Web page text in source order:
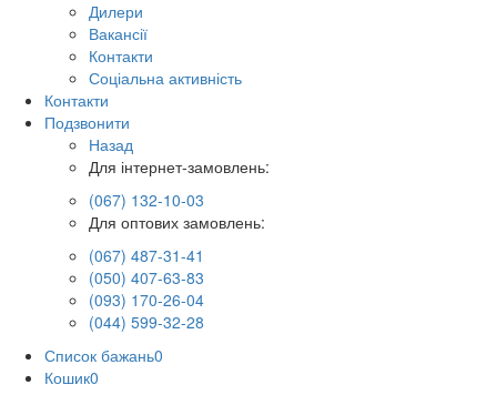
Дилери
Вакансії
Контакти
Соціальна активність
Контакти
Подзвонити
Назад
Для інтернет-замовлень:
(067) 132-10-03
Для оптових замовлень:
(067) 487-31-41
(050) 407-63-83
(093) 170-26-04
(044) 599-32-28
Список бажань0
Кошик0